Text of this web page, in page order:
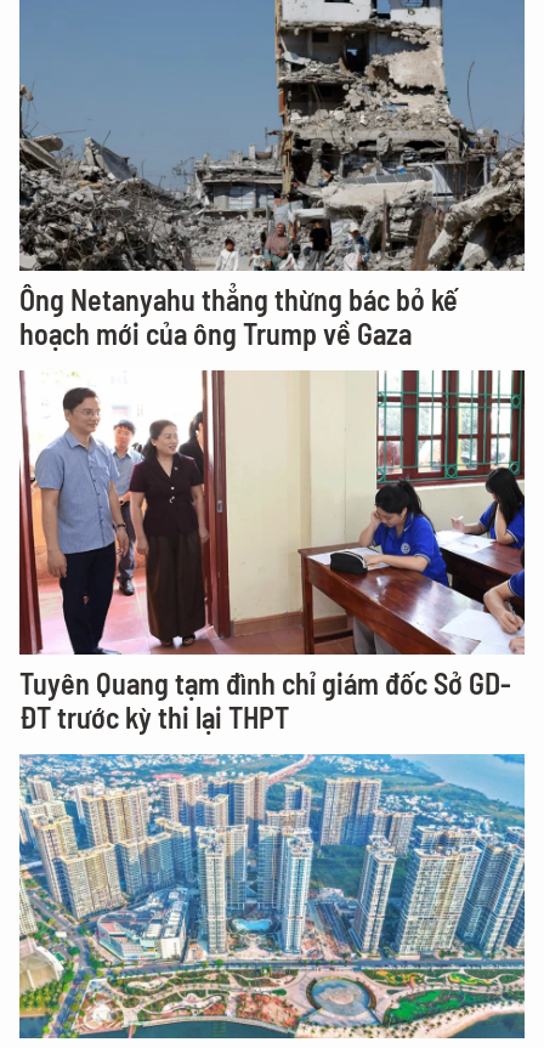
Ông Netanyahu thẳng thừng bác bỏ kế
hoạch mới của ông Trump về Gaza
Tuyên Quang tạm đình chỉ giám đốc Sở GD-
ĐT trước kỳ thi lại THPT